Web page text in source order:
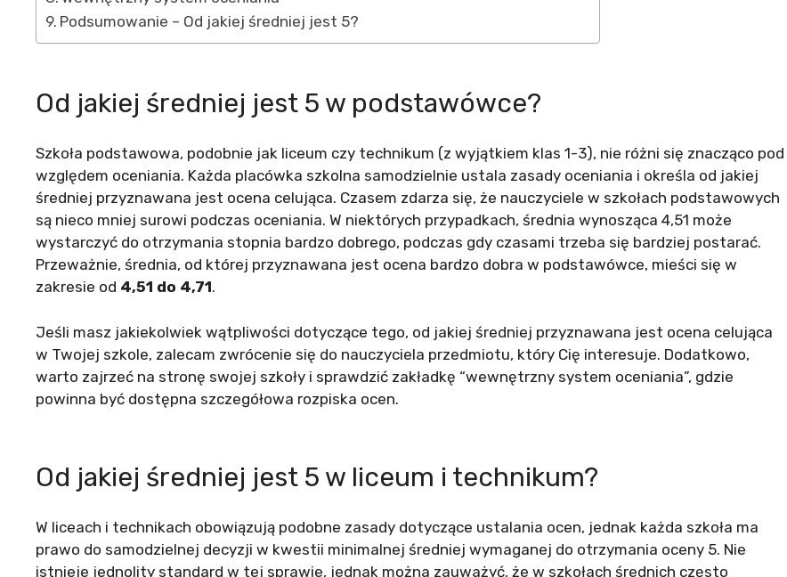
Podsumowanie – Od jakiej średniej jest 5?
Od jakiej średniej jest 5 w podstawówce?
Szkoła podstawowa, podobnie jak liceum czy technikum (z wyjątkiem klas 1-3), nie różni się znacząco pod
względem oceniania. Każda placówka szkolna samodzielnie ustala zasady oceniania i określa od jakiej
średniej przyznawana jest ocena celująca. Czasem zdarza się, że nauczyciele w szkołach podstawowych
są nieco mniej surowi podczas oceniania. W niektórych przypadkach, średnia wynosząca 4,51 może
wystarczyć do otrzymania stopnia bardzo dobrego, podczas gdy czasami trzeba się bardziej postarać.
Przeważnie, średnia, od której przyznawana jest ocena bardzo dobra w podstawówce, mieści się w
zakresie od 4,51 do 4,71.
Jeśli masz jakiekolwiek wątpliwości dotyczące tego, od jakiej średniej przyznawana jest ocena celująca
w Twojej szkole, zalecam zwrócenie się do nauczyciela przedmiotu, który Cię interesuje. Dodatkowo,
warto zajrzeć na stronę swojej szkoły i sprawdzić zakładkę “wewnętrzny system oceniania”, gdzie
powinna być dostępna szczegółowa rozpiska ocen.
Od jakiej średniej jest 5 w liceum i technikum?
W liceach i technikach obowiązują podobne zasady dotyczące ustalania ocen, jednak każda szkoła ma
prawo do samodzielnej decyzji w kwestii minimalnej średniej wymaganej do otrzymania oceny 5. Nie
istnieje jednolity standard w tej sprawie, jednak można zauważyć, że w szkołach średnich często